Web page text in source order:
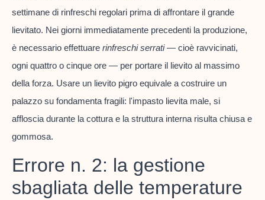
settimane di rinfreschi regolari prima di affrontare il grande
lievitato. Nei giorni immediatamente precedenti la produzione,
è necessario effettuare rinfreschi serrati— cioè ravvicinati,
ogni quattro o cinque ore — per portare il lievito al massimo
della forza. Usare un lievito pigro equivale a costruire un
palazzo su fondamenta fragili: l'impasto lievita male, si
affloscia durante la cottura e la struttura interna risulta chiusa e
gommosa.
Errore n. 2: la gestione
sbagliata delle temperature